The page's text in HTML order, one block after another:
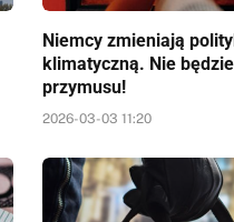
Niemcy zmieniają
klimatyczną. Nie będzie
przymusu!
2026-03-03 11:20